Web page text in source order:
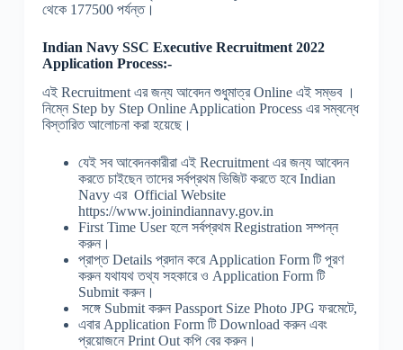
থেকে 177500 পর্যন্ত।
Indian Navy SSC Executive Recruitment 2022
Application Process:-
এই Recruitment এর জন্য আবেদন শুধুমাত্র Online এই সম্ভব ।
নিম্নে Step by Step Online Application Process এর সম্বন্ধে
বিস্তারিত আলোচনা করা হয়েছে।
যেই সব আবেদনকারীরা এই Recruitment এর জন্য আবেদন
করতে চাইছেন তাদের সর্বপ্রথম ভিজিট করতে হবে Indian
Navy এর Official Website
https://www.joinindiannavy.gov.in
First Time User হলে সর্বপ্রথম Registration সম্পন্ন
করুন।
প্রাপ্ত Details প্রদান করে Application Form টি পূরণ
করুন যথাযথ তথ্য সহকারে ও Application Form টি
Submit করুন।
সঙ্গে Submit করুন Passport Size Photo JPG ফরমেটে,
এবার Application Form টি Download করুন এবং
প্রয়োজনে Print Out কপি বের করুন।